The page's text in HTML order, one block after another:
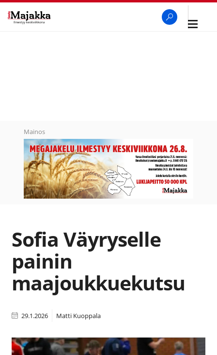
Avaa
Mainos
Sofia Väyryselle
painin
maajoukkuekutsu
29.1.2026 Matti Kuoppala